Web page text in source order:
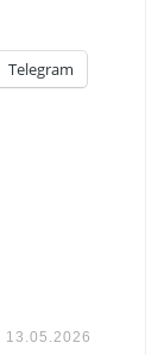
Telegram
13.05.2026